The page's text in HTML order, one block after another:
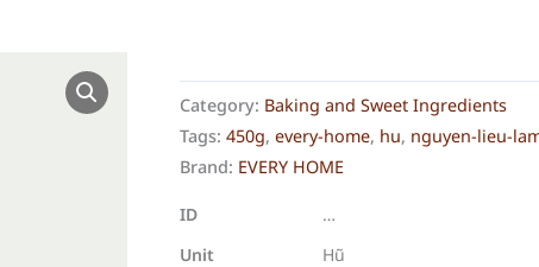
Category: Baking and Sweet Ingredients
Tags:450g,every-home, hu, nguyen-lieu-
Brand: EVERY HOME
ID
…
Unit
Hũ